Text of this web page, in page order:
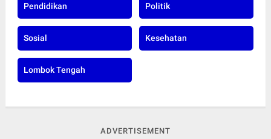
Pendidikan Politik
Sosial Kesehatan
Lombok Tengah
ADVERTISEMENT